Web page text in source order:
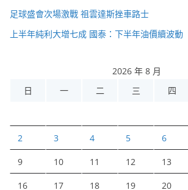
足球盛會次場激戰 祖雲達斯挫車路士
上半年純利大增七成 國泰：下半年油價續波動
2026 年 8 月
日
一 二 三 四
2 3 4 5 6
9 10 11 12 13
16 17 18 19 20